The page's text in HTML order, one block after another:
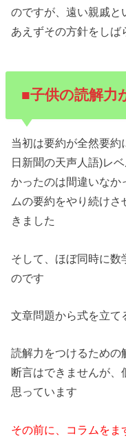
のですが、遠い親戚と
あえずその方針をしば
■子供の読解力
当初は要約が全然要約
日新聞の天声人語)レ
かったのは間違いなか
ムの要約をやり続け
きました
そして、ほぼ同時に数
のです
文章問題から式を立て
読解力をつけるための
断言はできませんが、
思っています
その前に、コラムを